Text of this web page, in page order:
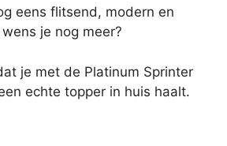
eens flitsend, modern en
je nog meer?
je met de Platinum Sprinter
echte topper in huis haalt.